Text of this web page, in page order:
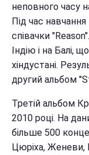
неповного часу
Під час
співачки
Індію і на Балі,
хіндустані.
другий альбом
Третій альбом
2010 році. На
більше 500
Цюріха, Женеви,